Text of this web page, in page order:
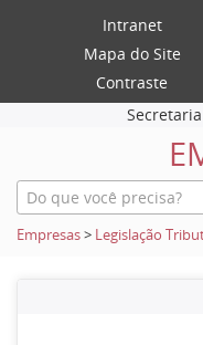
Intranet
Mapa do Site
Contraste
Empresas> Legislação